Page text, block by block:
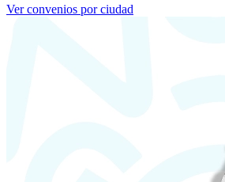
Ver convenios por ciudad